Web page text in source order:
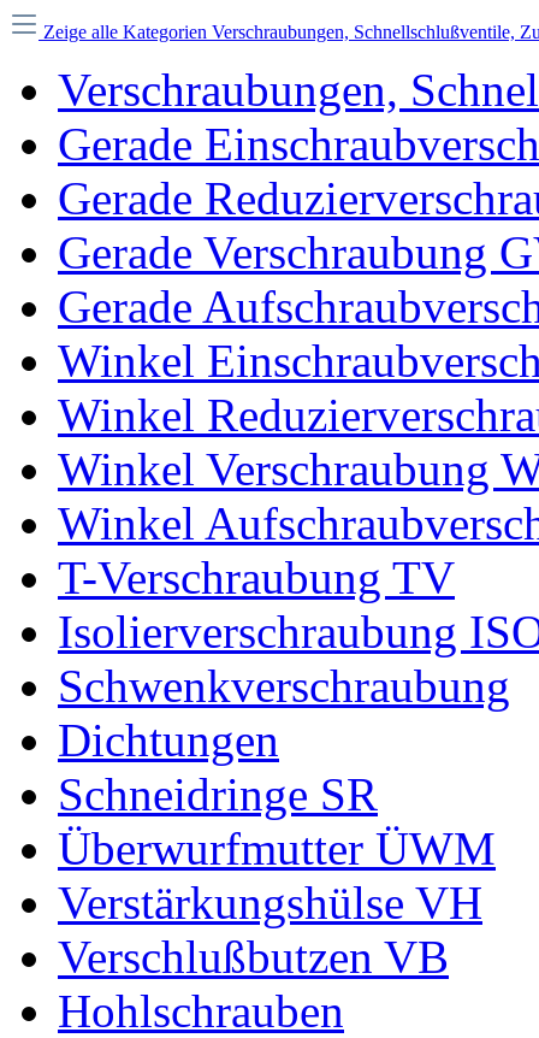
Zeige alle Kategorien Verschraubungen, Schnellschlußventile,
Verschraubungen,
Gerade
Gerade
Gerade Verschraubung
Gerade
Winkel
Winkel
Winkel Verschraubung
Winkel
T-Verschraubung TV
Isolierverschraubung
Schwenkverschraubung
Dichtungen
Schneidringe SR
Überwurfmutter ÜWM
Verstärkungshülse VH
Verschlußbutzen VB
Hohlschrauben